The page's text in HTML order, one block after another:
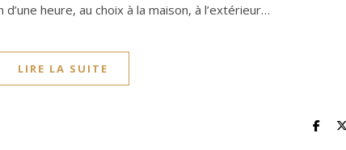
heure, au choix à la maison, à l’extérieur…
LIRE LA SUITE